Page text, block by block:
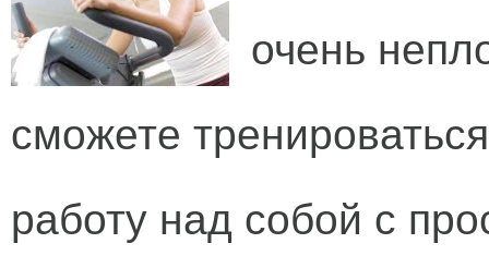
очень
сможете
работу над собой с